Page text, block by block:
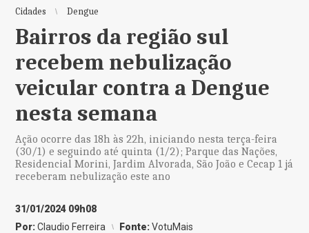
Cidades Dengue
Bairros da região sul
recebem nebulização
veicular contra a Dengue
nesta semana
Ação ocorre das 18h às 22h, iniciando nesta terça-feira
(30/1) e seguindo até quinta (1/2); Parque das Nações,
Residencial Morini, Jardim Alvorada, São João e Cecap 1 já
receberam nebulização este ano
31/01/2024 09h08
Por:Claudio Ferreira Fonte:VotuMais